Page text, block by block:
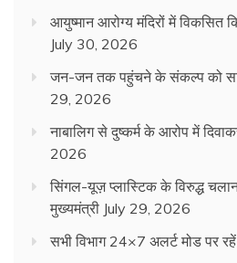
आयुष्मान आरोग्य मंदिरों में विकसित
July 30, 2026
जन-जन तक पहुंचने के संकल्प को
29, 2026
नाबालिग से दुष्कर्म के आरोप में
2026
सिंगल-यूज़ प्लास्टिक के विरुद्ध
मुख्यमंत्री July 29, 2026
सभी विभाग 24×7 अलर्ट मोड पर